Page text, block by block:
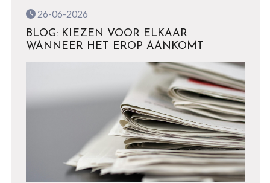
26-06-2026
BLOG: KIEZEN VOOR ELKAAR
WANNEER HET EROP AANKOMT